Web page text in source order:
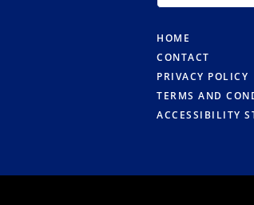
HOME
CONTACT
PRIVACY POLICY
TERMS AND
ACCESSIBILITY